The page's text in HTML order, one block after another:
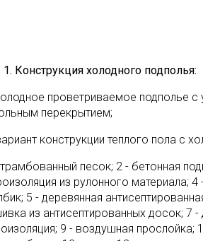
1. Конструкция холодного подполья:
проветриваемое подполье с
перекрытием;
конструкции теплого пола с
песок; 2 - бетонная
из рулонного материала; 4
5 - деревянная
из антисептированных досок; 7 -
9 - воздушная прослойка;